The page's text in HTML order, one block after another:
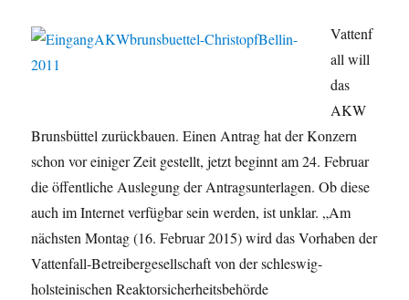
Vattenf
all will
das
AKW
Brunsbüttel zurückbauen. Einen Antrag hat der Konzern
schon vor einiger Zeit gestellt, jetzt beginnt am 24. Februar
die öffentliche Auslegung der Antragsunterlagen. Ob diese
auch im Internet verfügbar sein werden, ist unklar. „Am
nächsten Montag (16. Februar 2015) wird das Vorhaben der
Vattenfall-Betreibergesellschaft von der schleswig-
holsteinischen Reaktorsicherheitsbehörde